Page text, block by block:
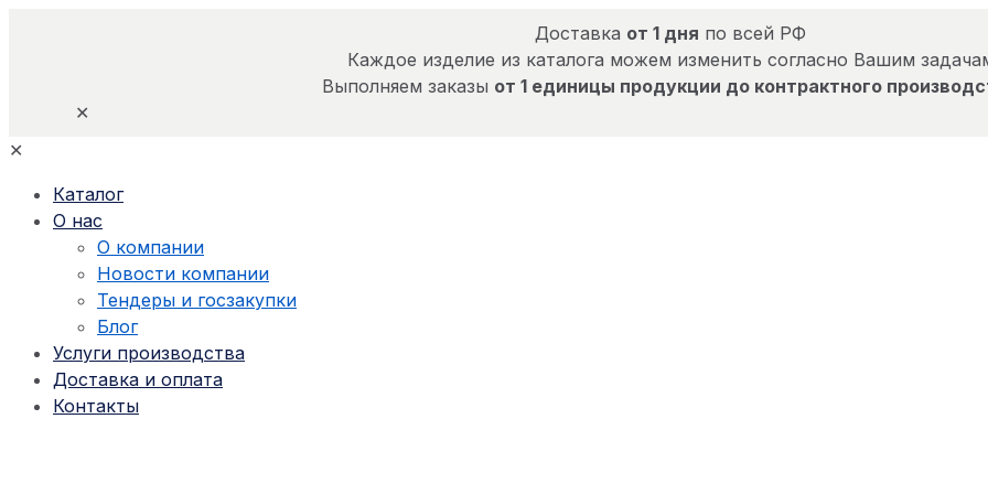
Доставка от 1 дня по всей РФ
Каждое изделие из каталога можем изменить согласно Вашим
Выполняем заказы от 1 единицы продукции до контрактного
✕
✕
Каталог
О нас
О компании
Новости компании
Тендеры и госзакупки
Блог
Услуги производства
Доставка и оплата
Контакты